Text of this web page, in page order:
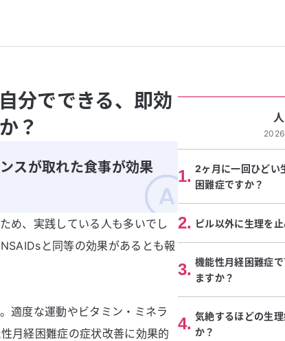
分でできる、即効
？
スが取れた食事が効果
め、実践している人も多いでし
と同等の効果があるとも報
適度な運動やビタミン・ミネラ
月経困難症の症状改善に効果的
1. 2ヶ月に一回ひどい
困難症ですか？
2. ピル以外に生理を
3. 機能性月経困難症
ますか？
4. 気絶するほどの生
か？